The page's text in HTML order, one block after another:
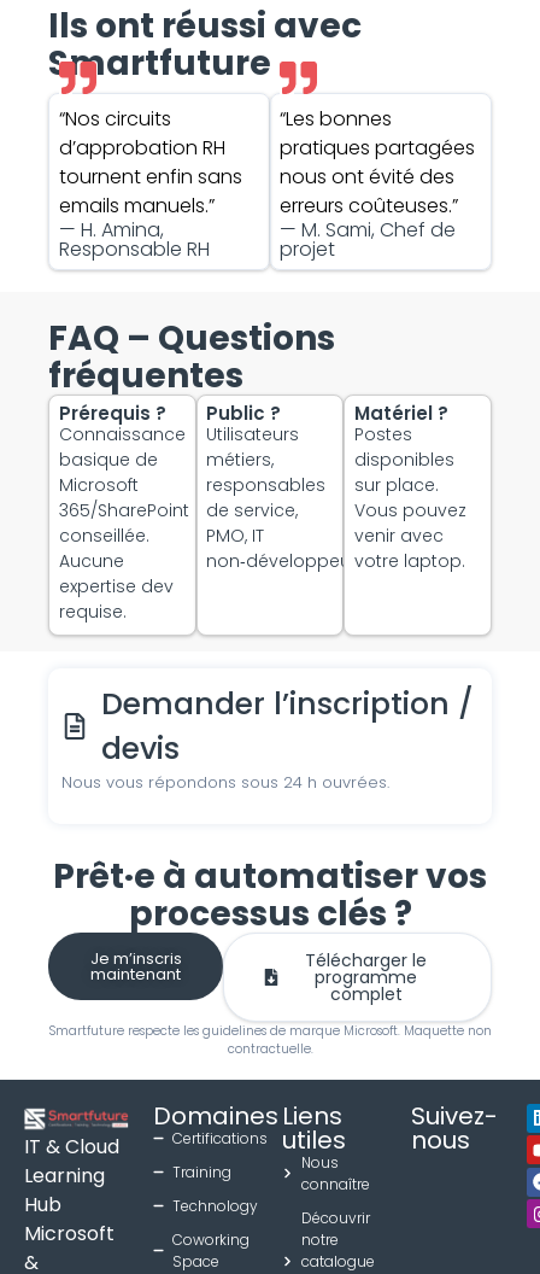
Ils ont réussi avec
Smartfuture
“Nos circuits
d’approbation RH
tournent enfin sans
emails manuels.”
— H. Amina,
Responsable RH
“Les bonnes
pratiques partagées
nous ont évité des
erreurs coûteuses.”
— M. Sami, Chef de
projet
FAQ – Questions
fréquentes
Prérequis ?
Connaissance
basique de
Microsoft
365/SharePoint
conseillée.
Aucune
expertise dev
requise.
Public ?
Utilisateurs
métiers,
responsables
de service,
PMO, IT
non‑développeurs.
Matériel ?
Postes
disponibles
sur place.
Vous pouvez
venir avec
votre laptop.
Demander l’inscription /
devis
Nous vous répondons sous 24 h ouvrées.
Prêt·e à automatiser vos
processus clés ?
Je m’inscris
maintenant
Télécharger le
programme
complet
Smartfuture respecte les guidelines de marque Microsoft. Maquette non
contractuelle.
IT & Cloud
Learning
Hub
Microsoft
&
Domaines
Certifications
Training
Technology
Coworking
Space
Liens
utiles
Nous
connaître
Découvrir
notre
catalogue
Suivez-
nous